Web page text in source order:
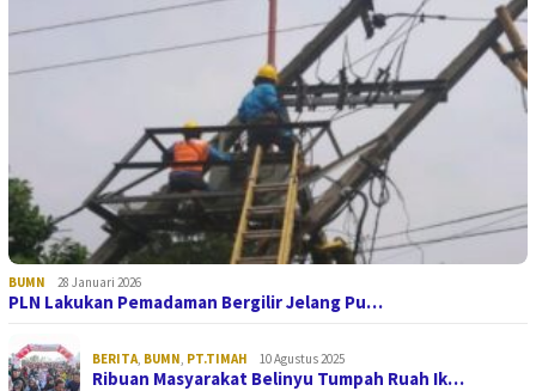
BUMN 28 Januari 2026
PLN Lakukan Pemadaman Bergilir Jelang Pu…
BERITA, BUMN, PT.TIMAH 10 Agustus 2025
Ribuan Masyarakat Belinyu Tumpah Ruah Ik…